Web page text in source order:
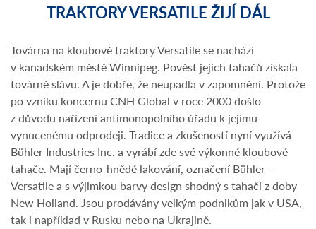
TRAKTORY VERSATILE ŽIJÍ DÁL
Továrna na kloubové traktory Versatile se nachází
v kanadském městě Winnipeg. Pověst jejích tahačů získala
továrně slávu. A je dobře, že neupadla v zapomnění. Protože
po vzniku koncernu CNH Global v roce 2000 došlo
z důvodu nařízení antimonopolního úřadu k jejímu
vynucenému odprodeji. Tradice a zkušeností nyní využívá
Bühler Industries Inc. a vyrábí zde své výkonné kloubové
tahače. Mají černo-hnědé lakování, označení Bühler –
Versatile a s výjimkou barvy design shodný s tahači z doby
New Holland. Jsou prodávány velkým podnikům jak v USA,
tak i například v Rusku nebo na Ukrajině.